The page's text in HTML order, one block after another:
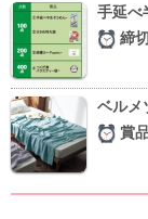
手延べ
締
ベルメ
賞